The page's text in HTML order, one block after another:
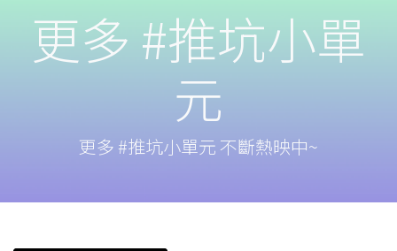
更多 #推坑小單
元
更多 #推坑小單元 不斷熱映中~